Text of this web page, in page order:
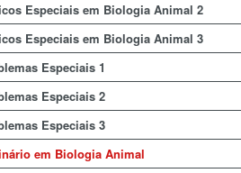
Especiais em Biologia Animal 2
Especiais em Biologia Animal 3
Especiais 1
Especiais 2
Especiais 3
em Biologia Animal